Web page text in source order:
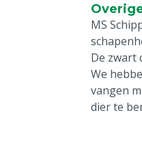
MS
De zwart
We
vangen
dier te